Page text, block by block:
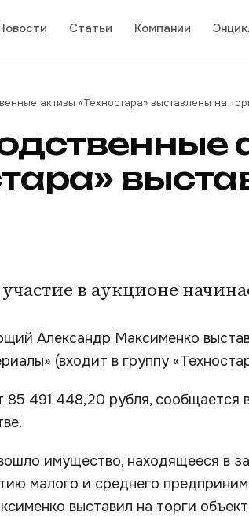
Статьи Компании
активы «Техностара» выставлены на
в аукционе
Александр Максименко
(входит в группу
85 491 448,20 рубля,
имущество, находящееся в
малого и среднего
выставил на торги